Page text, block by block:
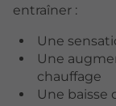
entraîner :
Une
Une
chauffage
Une